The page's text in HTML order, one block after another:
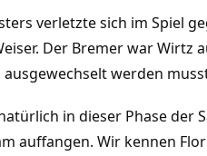
verletzte sich im Spiel
Der Bremer war Wirtz
werden
in dieser Phase der
auffangen. Wir kennen